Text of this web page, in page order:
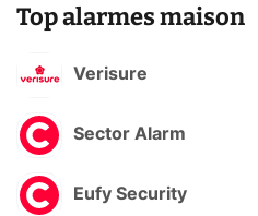
Top alarmes maison
Verisure
Sector Alarm
Eufy Security